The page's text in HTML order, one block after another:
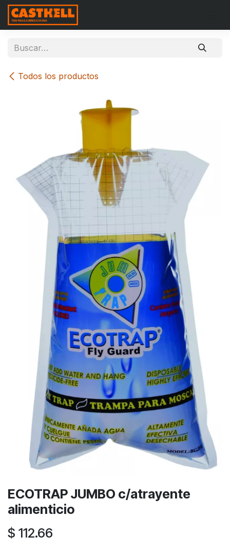
Ir al contenido
Todos los productos
ECOTRAP JUMBO c/atrayente
alimenticio
$ 112.66